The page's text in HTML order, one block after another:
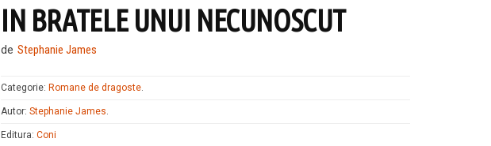
IN BRATELE UNUI NECUNOSCUT
de Stephanie James
Categorie: Romane de dragoste.
Autor: Stephanie James.
Editura: Coni